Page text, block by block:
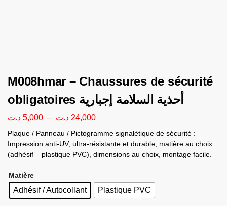
M008hmar – Chaussures de sécurité
obligatoires أحذية السلامة إجبارية
5,000 د.ت – 24,000 د.ت
Plaque / Panneau / Pictogramme signalétique de sécurité :
Impression anti-UV, ultra-résistante et durable, matière au choix
(adhésif – plastique PVC), dimensions au choix, montage facile.
Matière
Adhésif / Autocollant Plastique PVC